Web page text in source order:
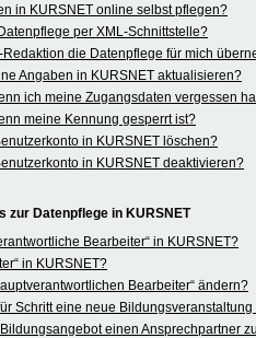
in KURSNET online selbst pflegen?
per XML-Schnittstelle?
Redaktion die Datenpflege für mich
Angaben in KURSNET aktualisieren?
ich meine Zugangsdaten vergessen
meine Kennung gesperrt ist?
in KURSNET löschen?
in KURSNET deaktivieren?
zur Datenpflege in KURSNET
Bearbeiter“ in KURSNET?
in KURSNET?
Bearbeiter“ ändern?
Schritt eine neue Bildungsveranstaltung
einen Ansprechpartner